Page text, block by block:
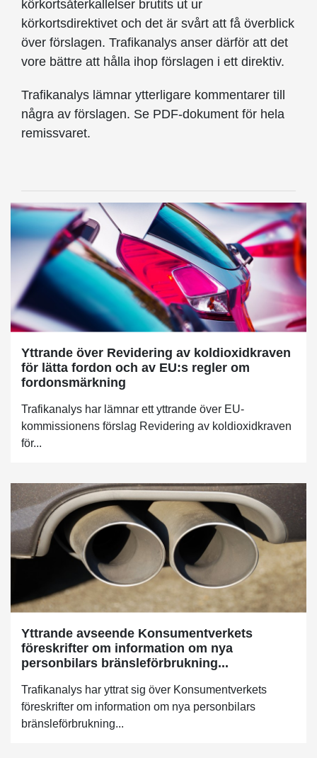
körkortsåterkallelser brutits ut ur
körkortsdirektivet och det är svårt att få överblick
över förslagen. Trafikanalys anser därför att det
vore bättre att hålla ihop förslagen i ett direktiv.
Trafikanalys lämnar ytterligare kommentarer till
några av förslagen. Se PDF-dokument för hela
remissvaret.
Yttrande över Revidering av koldioxidkraven
för lätta fordon och av EU:s regler om
fordonsmärkning
Trafikanalys har lämnar ett yttrande över EU-
kommissionens förslag Revidering av koldioxidkraven
för...
Yttrande avseende Konsumentverkets
föreskrifter om information om nya
personbilars bränsleförbrukning...
Trafikanalys har yttrat sig över Konsumentverkets
föreskrifter om information om nya personbilars
bränsleförbrukning...